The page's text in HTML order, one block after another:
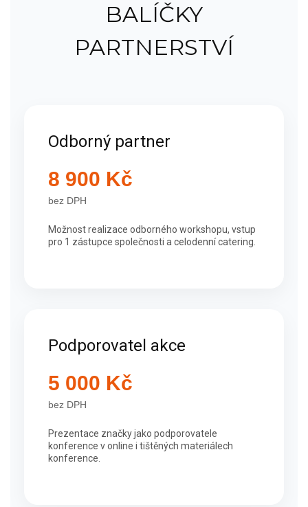
BALÍČKY
PARTNERSTVÍ
Odborný partner
8 900 Kč
bez DPH
Možnost realizace odborného workshopu, vstup
pro 1 zástupce společnosti a celodenní catering.
Podporovatel akce
5 000 Kč
bez DPH
Prezentace značky jako podporovatele
konference v online i tištěných materiálech
konference.